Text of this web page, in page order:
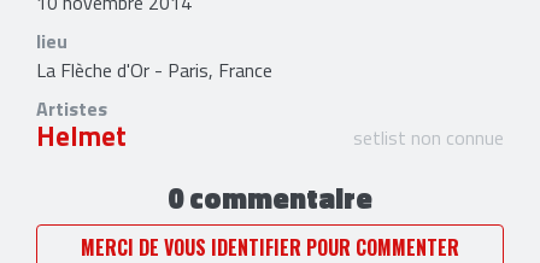
lieu
La Flèche d'Or - Paris, France
Artistes
Helmet setlist non connue
0 commentaire
MERCI DE VOUS IDENTIFIER POUR COMMENTER